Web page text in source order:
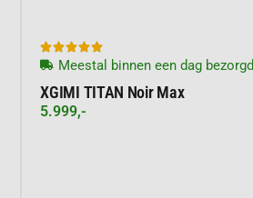

Meestal binnen een dag bezorgd
XGIMI TITAN Noir Max
5.999,-